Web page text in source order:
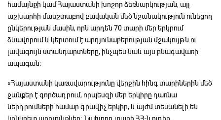
համայնքի կամ Հայաստանի խոշոր ձեռնարկության, այլ
աշխարհի մասշտաբով բավական մեծ նշանակություն ունեցող
ընկերության մասին, որն արդեն 70 տարի մեր երկրում
ձևավորում և կերտում է արդյունաբերության մշակույթն ու
լավագույն ստանդարտները, ինչպես նաև այս բնագավառի
ապագան։
«Հայաստանի կառավարությունը վերջին հինգ տարիներին մեծ
ջանքեր է գործադրում, որպեսզի մեր երկիրը դառնա
ներդրումների համար գրավիչ երկիր, և այժմ տեսանելի են